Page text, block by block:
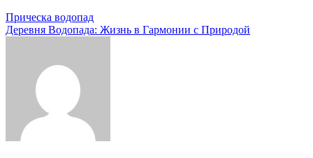
Навигация
по
Прическа водопад
Деревня Водопада: Жизнь в Гармонии с Природой